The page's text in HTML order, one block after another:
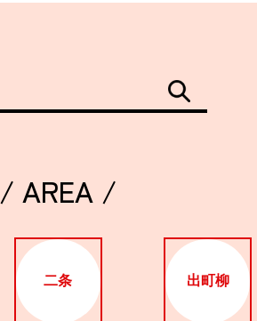
/ AREA /
二条 出町柳